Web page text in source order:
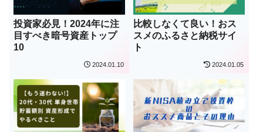
投資家必見！2024年に注
目すべき暗号資産トップ
10
2024.01.10
比較しなくて良い！おス
スメのふるさと納税サイ
ト
2024.01.05